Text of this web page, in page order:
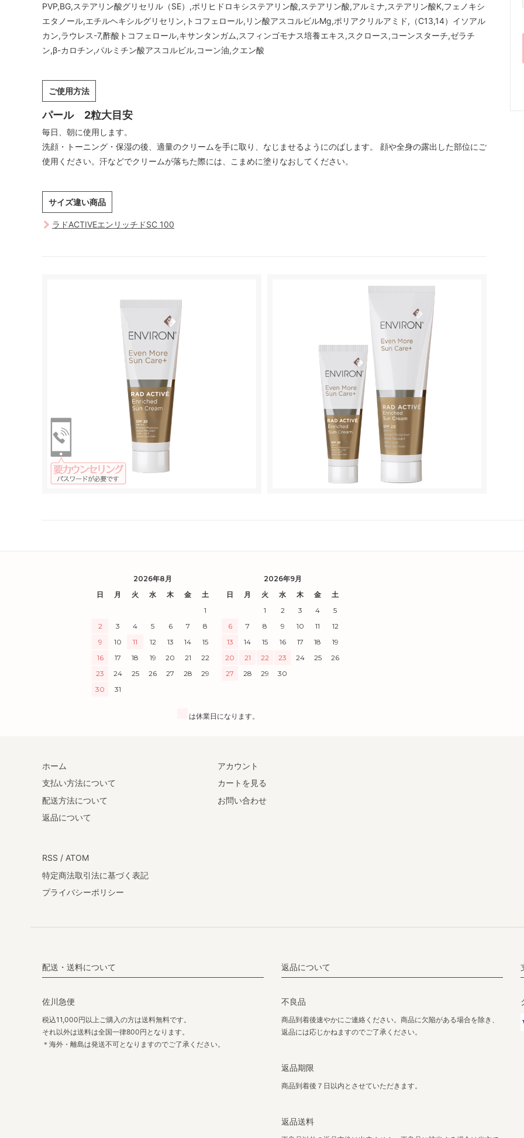
PVP,BG,ステアリン酸グリセリル（SE）,ポリヒドロキシステアリン酸,ステアリン酸,アルミナ,ステアリン酸K,フェノキシ
エタノール,エチルヘキシルグリセリン,トコフェロール,リン酸アスコルビルMg,ポリアクリルアミド,（C13,14）イソアル
カン,ラウレス-7,酢酸トコフェロール,キサンタンガム,スフィンゴモナス培養エキス,スクロース,コーンスターチ,ゼラチ
ン,β-カロチン,パルミチン酸アスコルビル,コーン油,クエン酸
ご使用方法
パール 2粒大目安
毎日、朝に使用します。
洗顔・トーニング・保湿の後、適量のクリームを手に取り、なじませるようにのばします。 顔や全身の露出した部位にご
使用ください。汗などでクリームが落ちた際には、こまめに塗りなおしてください。
サイズ違い商品
ラドACTIVEエンリッチドSC 100
2026年8月
日
月 火 水 木 金
土
1
2
3 4 5 6 7
8
9
10 11 12 13 14
15
16
17 18 19 20 21
22
23
24 25 26 27 28
29
30
31
2026年9月
日
月 火 水 木 金
土
1
2 3 4
5
6
7 8 9 10 11
12
13
14 15 16 17 18
19
20
21 22 23 24 25
26
27
28 29 30
は休業日になります。
ホーム
支払い方法について
配送方法について
返品について
アカウント
カートを見る
お問い合わせ
RSS / ATOM
特定商法取引法に基づく表記
プライバシーポリシー
配送・送料について
佐川急便
税込11,000円以上ご購入の方は送料無料です。
それ以外は送料は全国一律800円となります。
＊海外・離島は発送不可となりますのでご了承ください。
返品について
不良品
商品到着後速やかにご連絡ください。商品に欠陥がある場合を除き、
返品には応じかねますのでご了承ください。
返品期限
商品到着後７日以内とさせていただきます。
返品送料